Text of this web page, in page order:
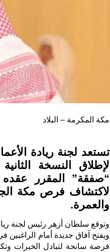
مكة المكرمة – البلاد
تستعد لجنة ريادة
لإطلاق النسخة
لاكتشاف فرص مكة
والعمرة.
وتوقع سلطان أزهر رئيس لجنة
ويفتح آفاق جديدة أمام
فرصة سانحة لتبادل الخبرات